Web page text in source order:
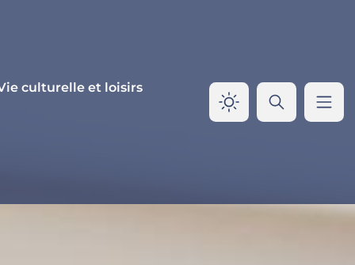
culturelle et loisirs